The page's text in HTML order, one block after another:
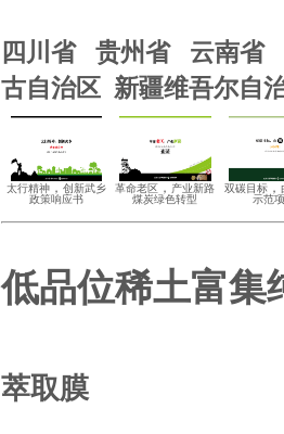
四川省 贵州省云南省
古自治区 新疆维吾尔自
太行精神， 创新武乡
政策响应书
革命老区 ， 产业新路
煤炭绿色转型
双碳目标 ，
示范
低品位稀土富集
萃取膜